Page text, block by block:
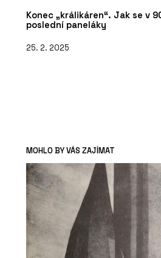
Konec „králikáren“. Jak se v
poslední paneláky
25. 2. 2025
MOHLO BY VÁS ZAJÍMAT